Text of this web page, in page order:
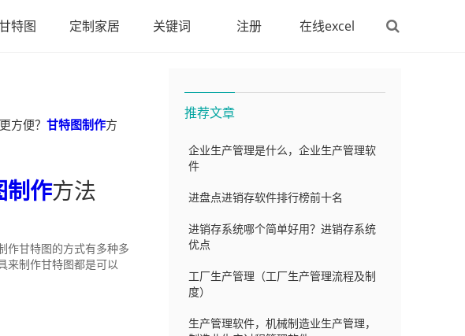
特图 定制家居 关键词 注册 在线excel
方便？ 甘特图制作方
制作方法
作甘特图的方式有多种多
来制作甘特图都是可以
推荐文章
企业生产管理是什么，企业生产管理软
件
进盘点进销存软件排行榜前十名
进销存系统哪个简单好用？进销存系统
优点
工厂生产管理（工厂生产管理流程及制
度）
生产管理软件，机械制造业生产管理，